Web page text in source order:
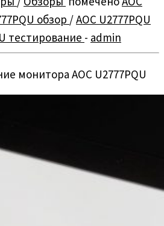
обзор /AOC U2777PQU
тестирование - admin
монитора AOC U2777PQU